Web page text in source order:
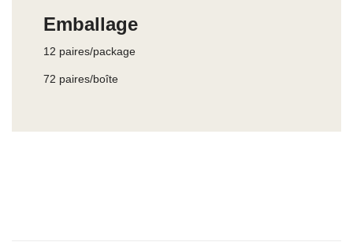
Emballage
12 paires/package
72 paires/boîte